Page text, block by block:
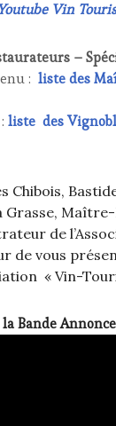
Vin
–
: liste des
liste des
Chibois,
Grasse,
de
de vous
« Vin-
Bande